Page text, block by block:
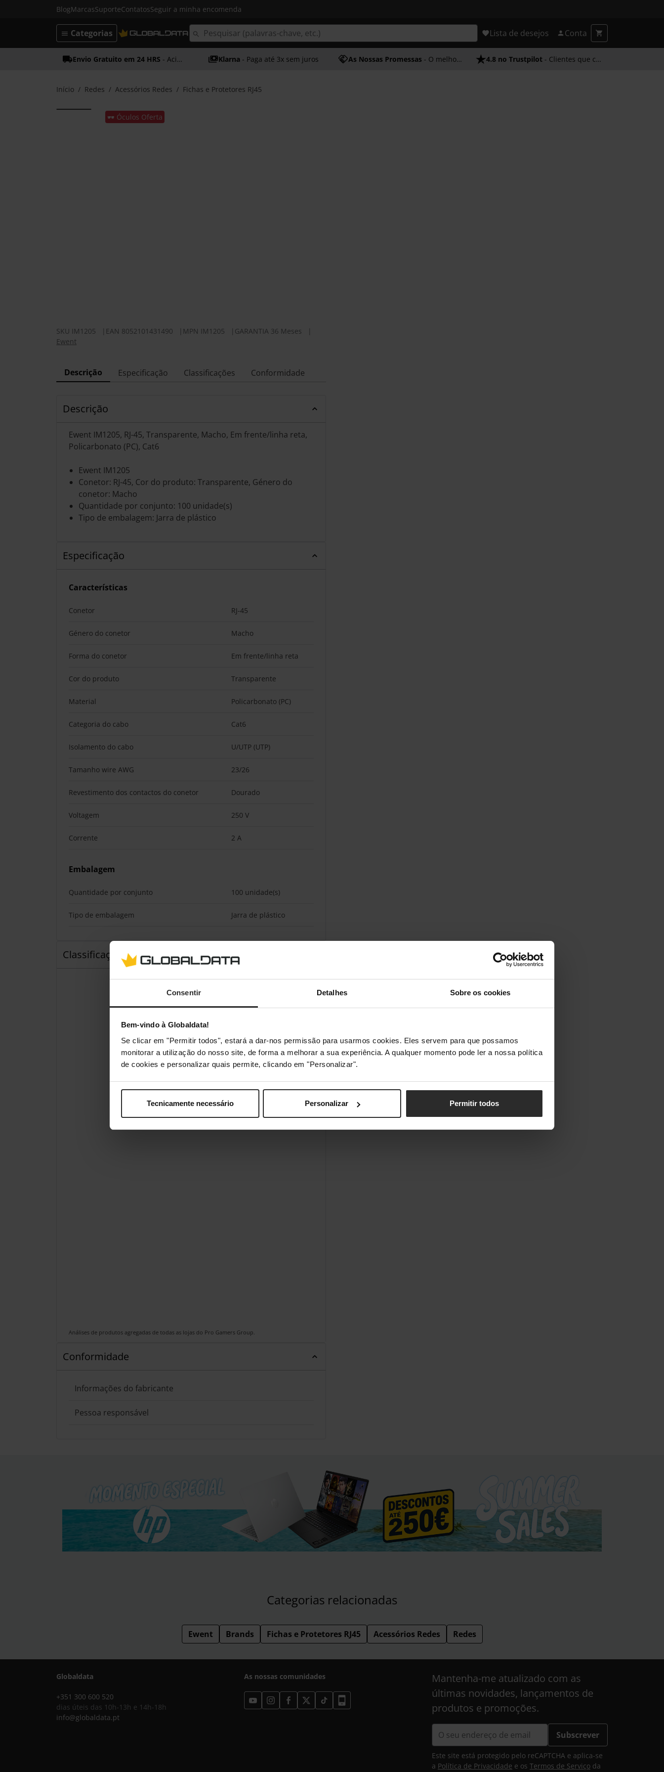
Consentir Detalhes Sobre os cookies
Bem-vindo à Globaldata!
Se clicar em "Permitir todos", estará a dar-nos permissão para usarmos cookies. Eles servem para que possamos
monitorar a utilização do nosso site, de forma a melhorar a sua experiência. A qualquer momento pode ler a nossa política
de cookies e personalizar quais permite, clicando em "Personalizar".
Tecnicamente necessário Personalizar Permitir todos
BlogMarcasSuporteContatosSeguir a minha encomenda
Lista de desejos Conta
Categorias
Envio Gratuito em 24 HRS - Acima dos 50€ Klarna - Paga até 3x sem juros As Nossas Promessas - O melhor atendimento 4.8 no Trustpilot - Clientes que confiam em nós
Início Redes Acessórios Redes Fichas e Protetores RJ45
🕶️ Óculos Oferta
SKU IM1205 EAN 8052101431490 MPN IM1205 GARANTIA 36 Meses
Ewent
Descrição Especificação Classificações Conformidade
Descrição
Ewent IM1205, RJ-45, Transparente, Macho, Em frente/linha reta,
Policarbonato (PC), Cat6
Ewent IM1205
Conetor: RJ-45, Cor do produto: Transparente, Género do
conetor: Macho
Quantidade por conjunto: 100 unidade(s)
Tipo de embalagem: Jarra de plástico
Especificação
Características
Conetor RJ-45
Género do conetor Macho
Forma do conetor Em frente/linha reta
Cor do produto Transparente
Material Policarbonato (PC)
Categoria do cabo Cat6
Isolamento do cabo U/UTP (UTP)
Tamanho wire AWG 23/26
Revestimento dos contactos do conetor Dourado
Voltagem 250 V
Corrente 2 A
Embalagem
Quantidade por conjunto 100 unidade(s)
Tipo de embalagem Jarra de plástico
Classificações
Análises de produtos agregadas de todas as lojas do Pro Gamers Group.
Conformidade
Informações do fabricante
Pessoa responsável
Categorias relacionadas
Ewent Brands Fichas e Protetores RJ45 Acessórios Redes Redes
Globaldata
+351 300 600 520
dias úteis das 10h-13h e 14h-18h
info@globaldata.pt
As nossas comunidades
Mantenha-me atualizado com as
últimas novidades, lançamentos de
produtos e promoções.
Subscrever
Este site está protegido pelo reCAPTCHA e aplica-se
a Política de Privacidade e os Termos de Serviço da